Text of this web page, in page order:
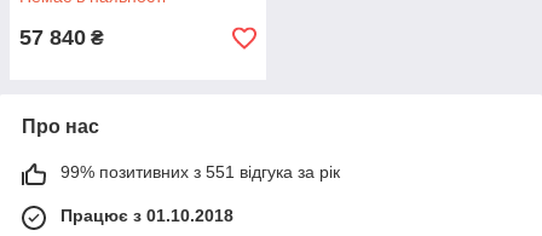
57 840 ₴
Про нас
99% позитивних з 551 відгука за рік
Працює з 01.10.2018